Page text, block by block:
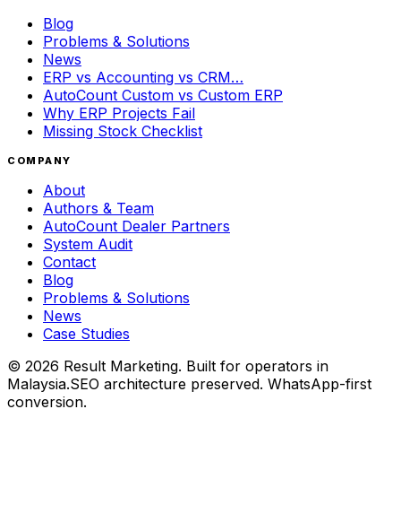
Blog
Problems & Solutions
News
ERP vs Accounting vs CRM…
AutoCount Custom vs Custom ERP
Why ERP Projects Fail
Missing Stock Checklist
COMPANY
About
Authors & Team
AutoCount Dealer Partners
System Audit
Contact
Blog
Problems & Solutions
News
Case Studies
© 2026 Result Marketing. Built for operators in
Malaysia.SEO architecture preserved. WhatsApp-first
conversion.